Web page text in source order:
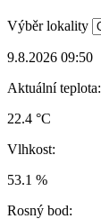
Výběr lokality
9.8.2026 09:50
Aktuální teplota:
22.4 °C
Vlhkost:
53.1 %
Rosný bod: